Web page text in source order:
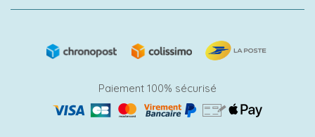
Paiement 100% sécurisé